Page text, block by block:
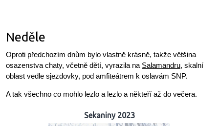
Neděle
Oproti předchozím dnům bylo vlastně krásně, takže většina
osazenstva chaty, včetně dětí, vyrazila na Salamandru, skalní
oblast vedle sjezdovky, pod amfiteátrem k oslavám SNP.
A tak všechno co mohlo lezlo a lezlo a někteří až do večera.
Sekaniny 2023